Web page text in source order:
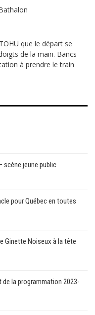
que le départ se
de la main. Bancs
à prendre le train
scène jeune public
pour Québec en toutes
Ginette Noiseux à la tête
de la programmation 2023-